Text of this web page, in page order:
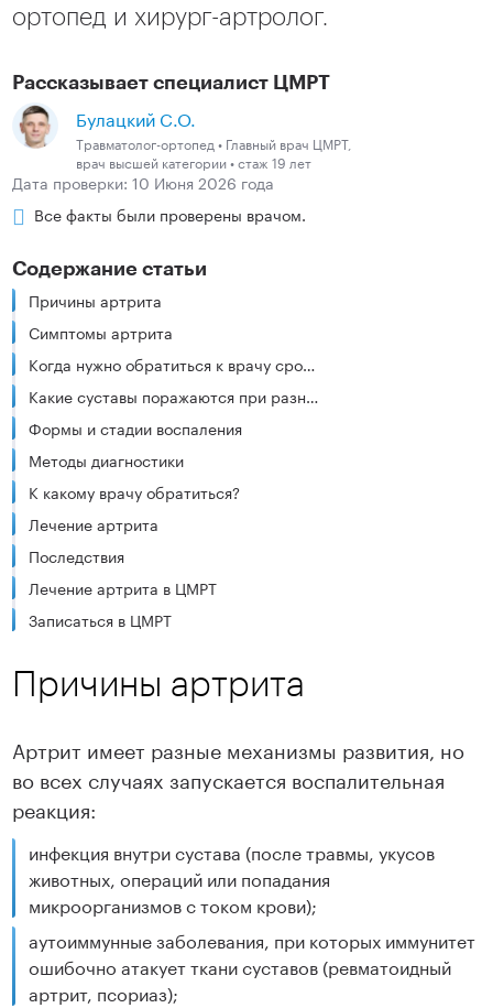
ортопед и хирург-артролог.
Рассказывает специалист ЦМРТ
Булацкий С.О.
Травматолог-ортопед • Главный врач ЦМРТ,
врач высшей категории • стаж 19 лет
Дата проверки: 10 Июня 2026 года
Все факты были проверены врачом.
Содержание статьи
Причины артрита
Симптомы артрита
Когда нужно обратиться к врачу срочно
Какие суставы поражаются при разных видах артрита
Формы и стадии воспаления
Методы диагностики
К какому врачу обратиться?
Лечение артрита
Последствия
Лечение артрита в ЦМРТ
Записаться в ЦМРТ
Причины артрита
Артрит имеет разные механизмы развития, но
во всех случаях запускается воспалительная
реакция:
инфекция внутри сустава (после травмы, укусов
животных, операций или попадания
микроорганизмов с током крови);
аутоиммунные заболевания, при которых иммунитет
ошибочно атакует ткани суставов (ревматоидный
артрит, псориаз);